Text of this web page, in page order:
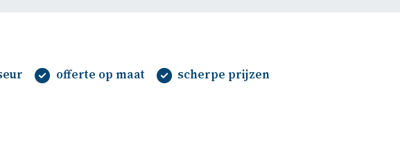
offerte op maat scherpe prijzen